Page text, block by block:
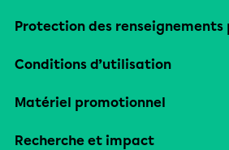
Protection des renseignements
Conditions d’utilisation
Matériel promotionnel
Recherche et impact